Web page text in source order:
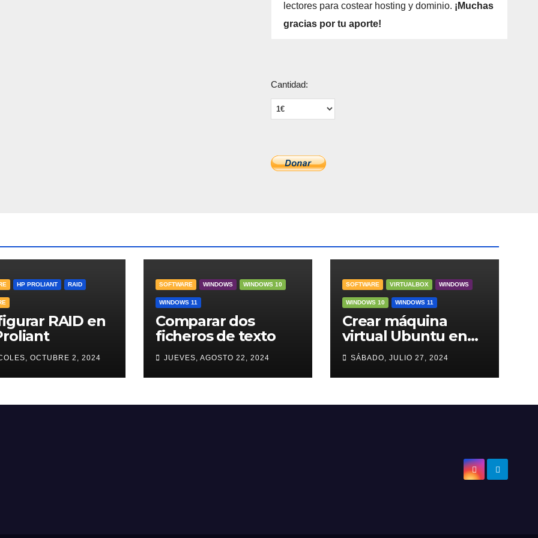
lectores para costear hosting y dominio. ¡Muchas
gracias por tu aporte!
Cantidad:
HP PROLIANT RAID
RAID en
OCTUBRE 2, 2024
SOFTWARE WINDOWS WINDOWS 10
WINDOWS 11
Comparar dos
ficheros de texto
JUEVES, AGOSTO 22, 2024
SOFTWARE VIRTUALBOX WINDOWS
WINDOWS 10 WINDOWS 11
Crear máquina
virtual Ubuntu en
VirtualBox
SÁBADO, JULIO 27, 2024